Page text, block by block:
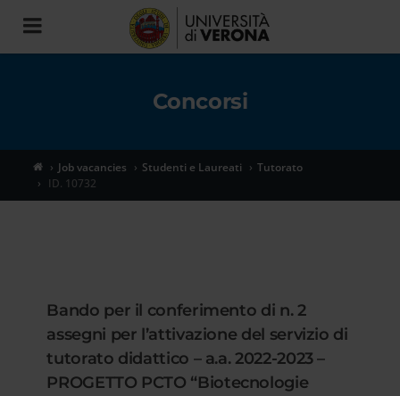
Toggle
navigation
Concorsi
Job vacancies Studenti e Laureati
Tutorato
ID. 10732
Bando per il conferimento di n. 2
assegni per l’attivazione del servizio di
tutorato didattico – a.a. 2022-2023 –
PROGETTO PCTO “Biotecnologie